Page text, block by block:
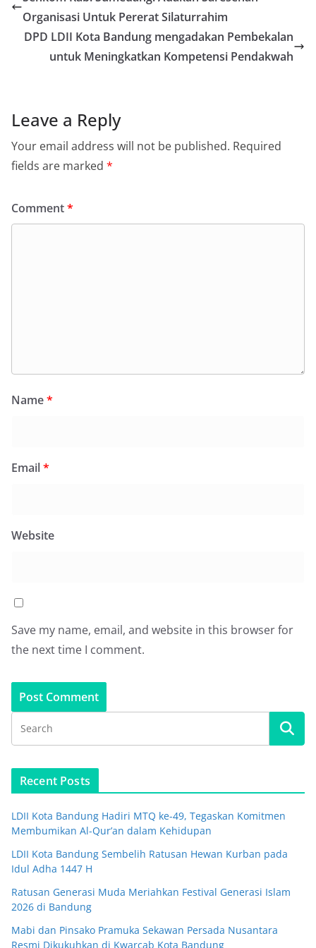
Organisasi Untuk Pererat Silaturrahim
DPD LDII Kota Bandung mengadakan Pembekalan
untuk Meningkatkan Kompetensi Pendakwah
Leave a Reply
Your email address will not be published. Required
fields are marked *
Comment*
Name*
Email*
Website
Save my name, email, and website in this browser for
the next time I comment.
Recent Posts
LDII Kota Bandung Hadiri MTQ ke-49, Tegaskan Komitmen
Membumikan Al-Qur’an dalam Kehidupan
LDII Kota Bandung Sembelih Ratusan Hewan Kurban pada
Idul Adha 1447 H
Ratusan Generasi Muda Meriahkan Festival Generasi Islam
2026 di Bandung
Mabi dan Pinsako Pramuka Sekawan Persada Nusantara
Resmi Dikukuhkan di Kwarcab Kota Bandung